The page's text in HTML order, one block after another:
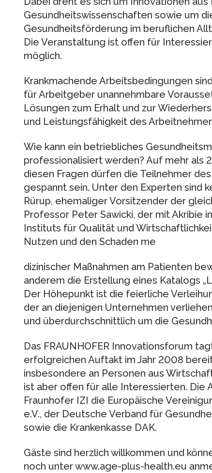
Gesundheitswissenschaften sowie um
Gesundheitsförderung im beruflichen
Die Veranstaltung ist offen für
möglich.
Krankmachende Arbeitsbedingungen
für Arbeitgeber unannehmbare
Lösungen zum Erhalt und zur
und Leistungsfähigkeit des
Wie kann ein betriebliches
professionalisiert werden? Auf mehr als
diesen Fragen dürfen die Teilnehmer
gespannt sein. Unter den Experten sind
Rürup, ehemaliger Vorsitzender der
Professor Peter Sawicki, der mit Akribie
Instituts für Qualität und
Nutzen und den Schaden me
dizinischer Maßnahmen am Patienten
anderem die Erstellung eines Katalogs
Der Höhepunkt ist die feierliche
der an diejenigen Unternehmen
und überdurchschnittlich um die
Das FRAUNHOFER Innovationsforum
erfolgreichen Auftakt im Jahr 2008
insbesondere an Personen aus
ist aber offen für alle Interessierten. Die
Fraunhofer IZI die Europäische
e.V., der Deutsche Verband für
sowie die Krankenkasse DAK.
Gäste sind herzlich willkommen und
noch unter www.age-plus-health.eu